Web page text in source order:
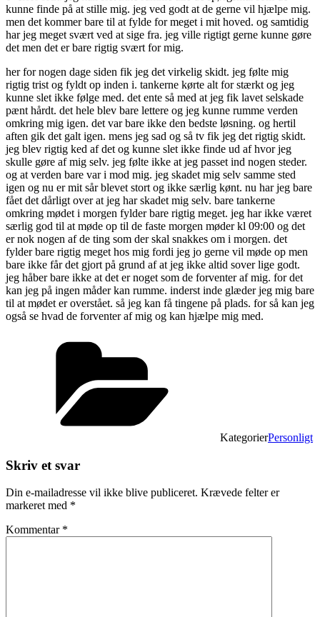
kunne finde på at stille mig. jeg ved godt at de gerne vil hjælpe mig.
men det kommer bare til at fylde for meget i mit hoved. og samtidig
har jeg meget svært ved at sige fra. jeg ville rigtigt gerne kunne gøre
det men det er bare rigtig svært for mig.
her for nogen dage siden fik jeg det virkelig skidt. jeg følte mig
rigtig trist og fyldt op inden i. tankerne kørte alt for stærkt og jeg
kunne slet ikke følge med. det ente så med at jeg fik lavet selskade
pænt hårdt. det hele blev bare lettere og jeg kunne rumme verden
omkring mig igen. det var bare ikke den bedste løsning. og hertil
aften gik det galt igen. mens jeg sad og så tv fik jeg det rigtig skidt.
jeg blev rigtig ked af det og kunne slet ikke finde ud af hvor jeg
skulle gøre af mig selv. jeg følte ikke at jeg passet ind nogen steder.
og at verden bare var i mod mig. jeg skadet mig selv samme sted
igen og nu er mit sår blevet stort og ikke særlig kønt. nu har jeg bare
fået det dårligt over at jeg har skadet mig selv. bare tankerne
omkring mødet i morgen fylder bare rigtig meget. jeg har ikke været
særlig god til at møde op til de faste morgen møder kl 09:00 og det
er nok nogen af de ting som der skal snakkes om i morgen. det
fylder bare rigtig meget hos mig fordi jeg jo gerne vil møde op men
bare ikke får det gjort på grund af at jeg ikke altid sover lige godt.
jeg håber bare ikke at det er noget som de forventer af mig. for det
kan jeg på ingen måder kan rumme. inderst inde glæder jeg mig bare
til at mødet er overstået. så jeg kan få tingene på plads. for så kan jeg
også se hvad de forventer af mig og kan hjælpe mig med.
KategorierPersonligt
Skriv et svar
Din e-mailadresse vil ikke blive publiceret. Krævede felter er
markeret med *
Kommentar *